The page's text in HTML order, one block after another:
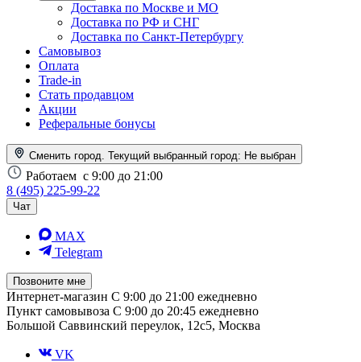
Доставка по Москве и МО
Доставка по РФ и СНГ
Доставка по Санкт-Петербургу
Самовывоз
Оплата
Trade-in
Стать продавцом
Акции
Реферальные бонусы
Сменить город. Текущий выбранный город: Не выбран
Работаем с 9:00 до 21:00
8 (495) 225-99-22
Чат
MAX
Telegram
Позвоните мне
Интернет-магазин С 9:00 до 21:00 ежедневно
Пункт самовывоза С 9:00 до 20:45 ежедневно
Большой Саввинский переулок, 12с5, Москва
VK